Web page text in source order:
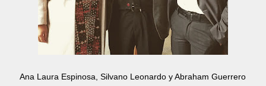
Ana Laura Espinosa, Silvano Leonardo y Abraham Guerrero